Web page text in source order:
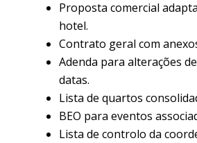
Proposta comercial
hotel.
Contrato geral com
Adenda para alterações
datas.
Lista de quartos
BEO para eventos
Lista de controlo da